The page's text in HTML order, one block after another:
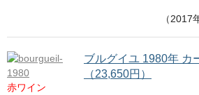
（2017
赤ワイン
ブルグイユ 1980年 カ
（23,650円）